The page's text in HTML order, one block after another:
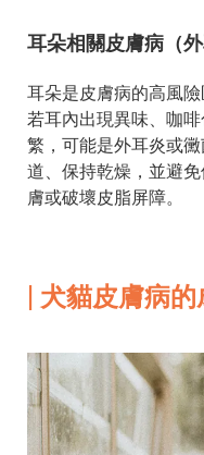
耳朵相關皮膚病（
耳朵是皮膚病的高風險
若耳內出現異味、咖
繁，可能是外耳炎或
道、保持乾燥，並避
膚或破壞皮脂屏障。
| 犬貓皮膚病